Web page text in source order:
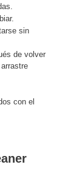
sin
de volver
con el